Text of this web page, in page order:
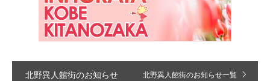
北野異人館街のお知らせ 北野異人館街のお知らせ一覧